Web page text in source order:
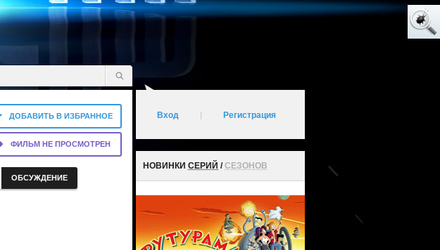
ДОБАВИТЬ В ИЗБРАННОЕ
ФИЛЬМ НЕ ПРОСМОТРЕН
ОБСУЖДЕНИЕ
Вход Регистрация
НОВИНКИ СЕРИЙ /СЕЗОНОВ